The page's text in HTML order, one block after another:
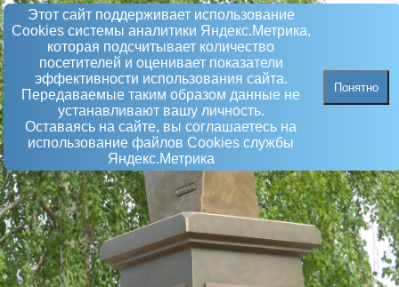
Этот сайт поддерживает использование
Сookies системы аналитики Яндекс.Метрика,
которая подсчитывает количество
посетителей и оценивает показатели
эффективности использования сайта.
Передаваемые таким образом данные не
устанавливают вашу личность.
Оставаясь на сайте, вы соглашаетесь на
использование файлов Сookies службы
Яндекс.Метрика
Понятно